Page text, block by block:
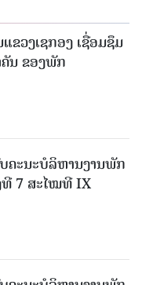
ຂວງເຊກອງ ເຊື່ອມຊຶມ
ຄັນ ຂອງພັກ
ຄະນະບໍລິຫານງານພັກ
ທີ 7 ສະໄໝທີ IX